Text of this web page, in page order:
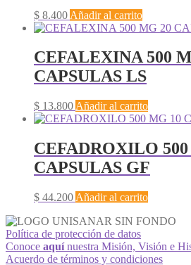
$ 8.400 Añadir al carrito
CEFALEXINA 500
CAPSULAS LS
$ 13.800 Añadir al carrito
CEFADROXILO
CAPSULAS GF
$ 44.200 Añadir al carrito
Política de protección de datos
Conoce aquínuestra Misión, Visión e
Acuerdo de términos y condiciones